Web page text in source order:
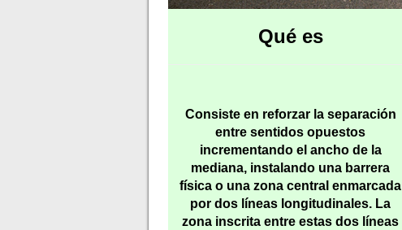
Qué es
Consiste en reforzar la separación
entre sentidos opuestos
incrementando el ancho de la
mediana, instalando una barrera
física o una zona central enmarcada
por dos líneas longitudinales. La
zona inscrita entre estas dos líneas